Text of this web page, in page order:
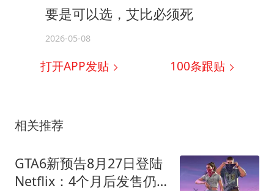
要是可以选，艾比必须死
2026-05-08
打开APP发贴 100条跟贴
相关推荐
GTA6新预告8月27日登陆
Netflix：4个月后发售仍